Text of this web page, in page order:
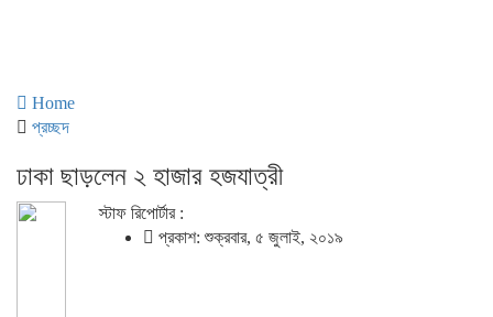
Home
প্রচ্ছদ
ঢাকা ছাড়লেন ২ হাজার হজযাত্রী
স্টাফ রিপোর্টার :
প্রকাশ: শুক্রবার, ৫ জুলাই, ২০১৯